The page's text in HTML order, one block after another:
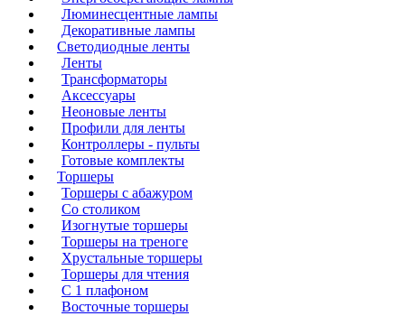
Люминесцентные лампы
Декоративные лампы
Светодиодные ленты
Ленты
Трансформаторы
Аксессуары
Неоновые ленты
Профили для ленты
Контроллеры - пульты
Готовые комплекты
Торшеры
Торшеры с абажуром
Со столиком
Изогнутые торшеры
Торшеры на треноге
Хрустальные торшеры
Торшеры для чтения
C 1 плафоном
Восточные торшеры